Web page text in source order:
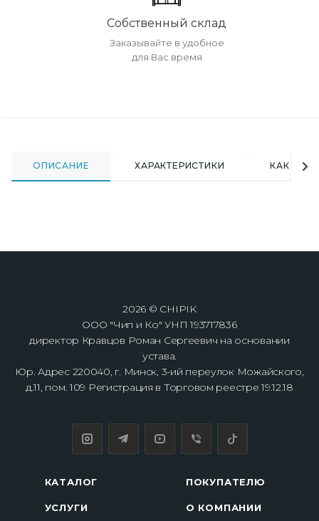
Собственный склад
Заказывайте в удобное
для Вас время
ОПИСАНИЕ ХАРАКТЕРИСТИКИ КАК
2026 © CHIPIK
ООО "Чип и Ко" УНП 193717836
директор Кравцов Роман Сергеевич на основании
устава.
Юр. Адрес 220040, г. Минск, 3-ий переулок Можайского,
д.11, пом. 109 Регистрация в Торговом реестре 19.12.18
КАТАЛОГ
УСЛУГИ
ПОКУПАТЕЛЮ
О КОМПАНИИ